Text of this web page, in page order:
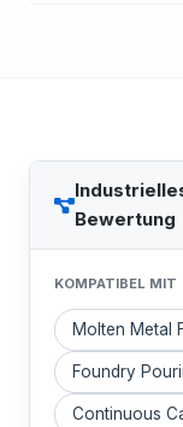
Bewertung
KOMPATIBEL MIT
Molten Metal
Foundry
Continuous